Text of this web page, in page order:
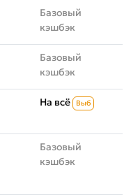
Базовый
кэшбэк
Базовый
кэшбэк
На всё Выб
Базовый
кэшбэк